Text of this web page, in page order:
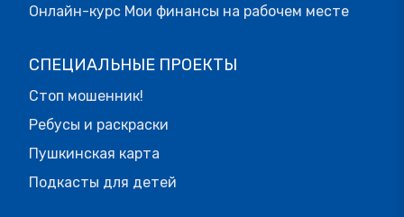
Онлайн-курс Мои финансы на рабочем месте
СПЕЦИАЛЬНЫЕ ПРОЕКТЫ
Стоп мошенник!
Ребусы и раскраски
Пушкинская карта
Подкасты для детей